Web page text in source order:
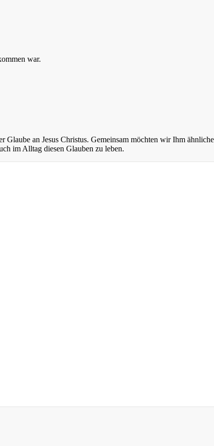
war.
Glaube an Jesus Christus. Gemeinsam möchten wir Ihm
im Alltag diesen Glauben zu leben.